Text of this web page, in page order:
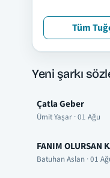
Tüm
Yeni şarkı
Çatla Geber
Ümit Yaşar · 01 Ağu
FANIM OLURSAN
Batuhan Aslan · 01